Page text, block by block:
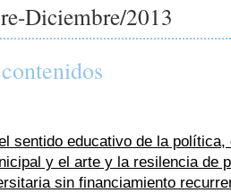
Diciembre/2013
sentido educativo de la política,
y el arte y la resilencia de
sin financiamiento